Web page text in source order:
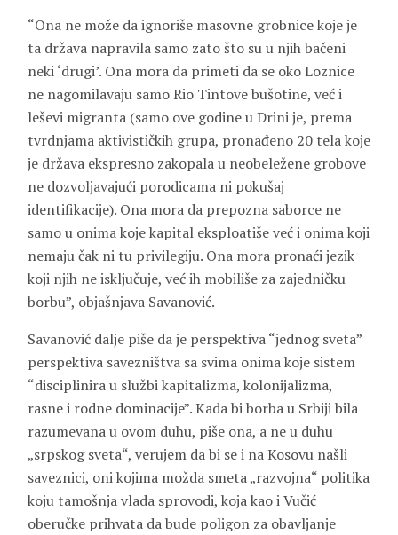
“Ona ne može da ignoriše masovne grobnice koje je
ta država napravila samo zato što su u njih bačeni
neki ‘drugi’. Ona mora da primeti da se oko Loznice
ne nagomilavaju samo Rio Tintove bušotine, već i
leševi migranta (samo ove godine u Drini je, prema
tvrdnjama aktivističkih grupa, pronađeno 20 tela koje
je država ekspresno zakopala u neobeležene grobove
ne dozvoljavajući porodicama ni pokušaj
identifikacije). Ona mora da prepozna saborce ne
samo u onima koje kapital eksploatiše već i onima koji
nemaju čak ni tu privilegiju. Ona mora pronaći jezik
koji njih ne isključuje, već ih mobiliše za zajedničku
borbu”, objašnjava Savanović.
Savanović dalje piše da je perspektiva “jednog sveta”
perspektiva savezništva sa svima onima koje sistem
“disciplinira u službi kapitalizma, kolonijalizma,
rasne i rodne dominacije”. Kada bi borba u Srbiji bila
razumevana u ovom duhu, piše ona, a ne u duhu
„srpskog sveta“, verujem da bi se i na Kosovu našli
saveznici, oni kojima možda smeta „razvojna“ politika
koju tamošnja vlada sprovodi, koja kao i Vučić
oberučke prihvata da bude poligon za obavljanje